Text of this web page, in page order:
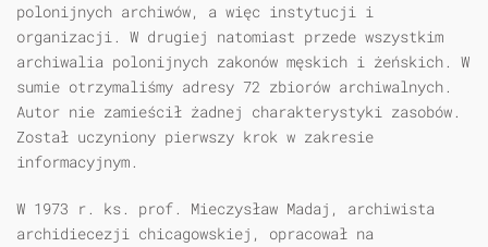
polonijnych archiwów, a więc instytucji i
organizacji. W drugiej natomiast przede wszystkim
archiwalia polonijnych zakonów męskich i żeńskich. W
sumie otrzymaliśmy adresy 72 zbiorów archiwalnych.
Autor nie zamieścił żadnej charakterystyki zasobów.
Został uczyniony pierwszy krok w zakresie
informacyjnym.
W 1973 r. ks. prof. Mieczysław Madaj, archiwista
archidiecezji chicagowskiej, opracował na